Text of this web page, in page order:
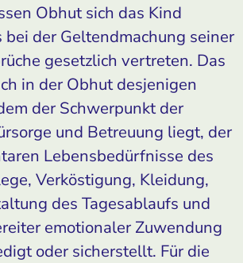
Obhut sich das Kind
bei der Geltendmachung seiner
gesetzlich vertreten. Das
in der Obhut desjenigen
der Schwerpunkt der
und Betreuung liegt, der
Lebensbedürfnisse des
Verköstigung, Kleidung,
des Tagesablaufs und
emotionaler Zuwendung
oder sicherstellt. Für die